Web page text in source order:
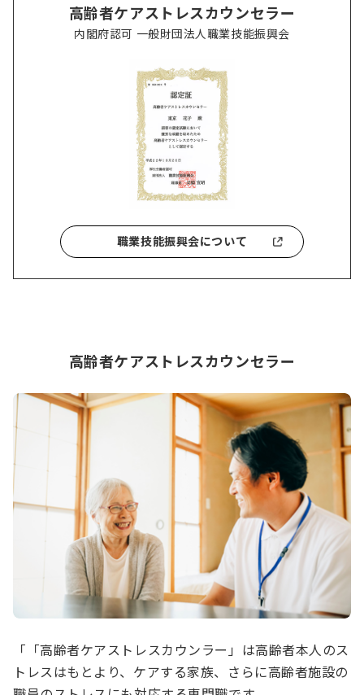
高齢者ケアストレスカウンセラー
内閣府認可 一般財団法人職業技能振興会
職業技能振興会について
高齢者ケアストレスカウンセラー
「「高齢者ケアストレスカウンラー」は高齢者本人のス
トレスはもとより、ケアする家族、さらに高齢者施設の